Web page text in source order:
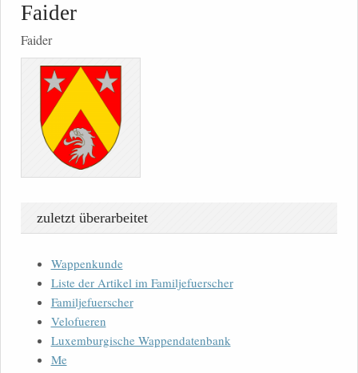
Faider
Faider
zuletzt überarbeitet
Wappenkunde
Liste der Artikel im Familjefuerscher
Familjefuerscher
Velofueren
Luxemburgische Wappendatenbank
Me